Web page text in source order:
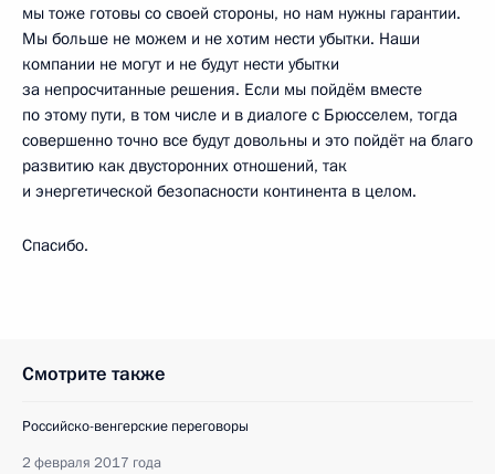
мы тоже готовы со своей стороны, но нам нужны гарантии.
Мы больше не можем и не хотим нести убытки. Наши
компании не могут и не будут нести убытки
за непросчитанные решения. Если мы пойдём вместе
по этому пути, в том числе и в диалоге с Брюсселем, тогда
совершенно точно все будут довольны и это пойдёт на благо
развитию как двусторонних отношений, так
и энергетической безопасности континента в целом.
Спасибо.
Смотрите также
Российско-венгерские переговоры
2 февраля 2017 года